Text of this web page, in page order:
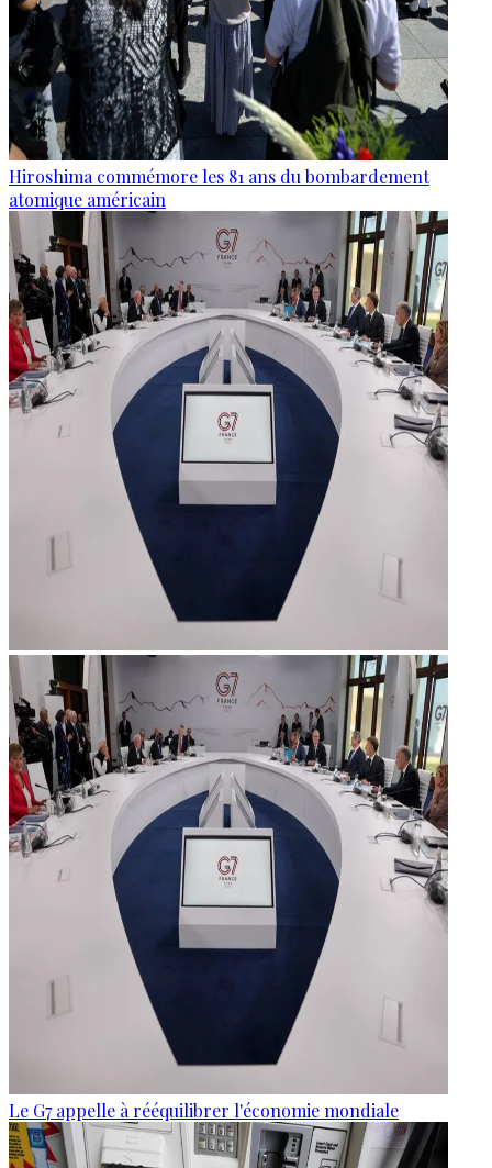
Hiroshima commémore les 81 ans du bombardement
atomique américain
Le G7 appelle à rééquilibrer l'économie mondiale